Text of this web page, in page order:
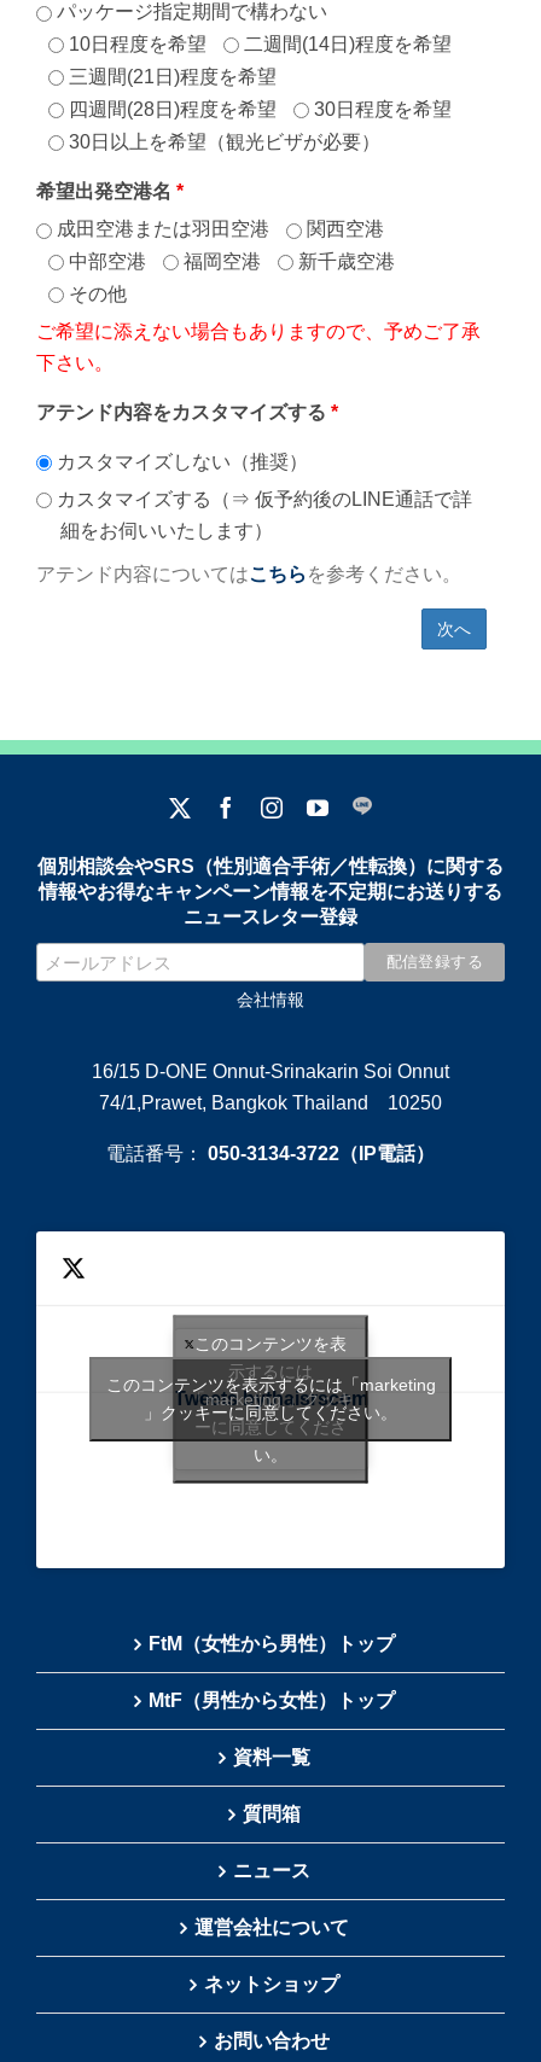
パッケージ指定期間で構わない
10日程度を希望
二週間(14日)程度を希望
三週間(21日)程度を希望
四週間(28日)程度を希望
30日程度を希望
30日以上を希望（観光ビザが必要）
希望出発空港名 *
成田空港または羽田空港
関西空港
中部空港
福岡空港
新千歳空港
その他
ご希望に添えない場合もありますので、予めご了承
下さい。
アテンド内容をカスタマイズする *
カスタマイズしない（推奨）
カスタマイズする（⇒ 仮予約後のLINE通話で詳
細をお伺いいたします）
アテンド内容についてはこちら を参考ください。
個別相談会やSRS（性別適合手術／性転換）に関する
情報やお得なキャンペーン情報を不定期にお送りする
ニュースレター登録
会社情報
16/15 D-ONE Onnut-Srinakarin Soi Onnut
74/1,Prawet, Bangkok Thailand 10250
電話番号： 050-3134-3722（IP電話）
Tweets bythaisrscom
このコンテンツを表
示するには
「marketing 」クッキ
ーに同意してくださ
い。
このコンテンツを表示するには「marketing
」クッキーに同意してください。
FtM（女性から男性）トップ
MtF（男性から女性）トップ
資料一覧
質問箱
ニュース
運営会社について
ネットショップ
お問い合わせ